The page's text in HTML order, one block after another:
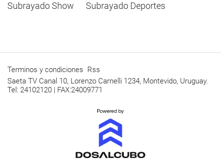
Subrayado Show Subrayado Deportes
Terminos y condiciones Rss
Saeta TV Canal 10, Lorenzo Carnelli 1234, Montevido, Uruguay.
Tel: 24102120 | FAX:24009771